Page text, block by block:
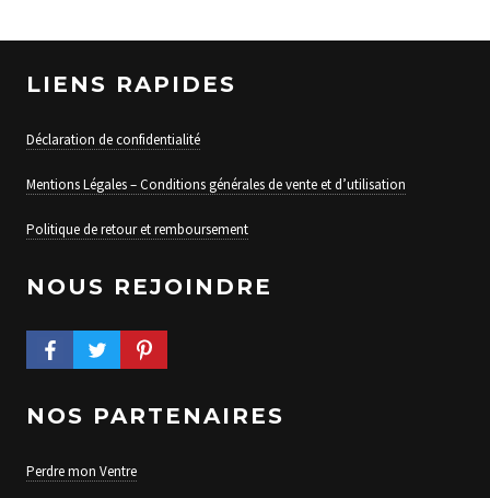
LIENS RAPIDES
Déclaration de confidentialité
Mentions Légales – Conditions générales de vente et d’utilisation
Politique de retour et remboursement
NOUS REJOINDRE
FACEBOOK PROFILE
TWITTER PROFILEPINTEREST PROFILE
NOS PARTENAIRES
Perdre mon Ventre